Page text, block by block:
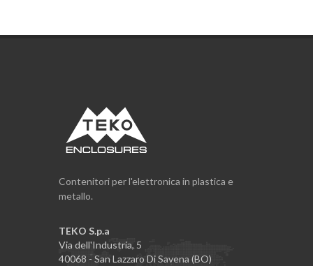
Contenitori per l'elettronica in plastica e
metallo.
TEKO S.p.a
Via dell'Industria, 5
40068 - San Lazzaro Di Savena (BO)